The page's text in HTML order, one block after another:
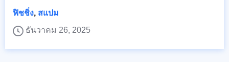
ฟิชชิ่ง, สแปม
ธันวาคม 26, 2025